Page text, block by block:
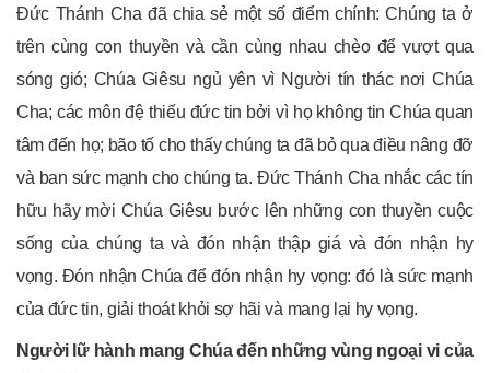
Đức Thánh Cha đã chia sẻ một số điểm chính: Chúng ta ở
trên cùng con thuyền và cần cùng nhau chèo để vượt qua
sóng gió; Chúa Giêsu ngủ yên vì Người tín thác nơi Chúa
Cha; các môn đệ thiếu đức tin bởi vì họ không tin Chúa quan
tâm đến họ; bão tố cho thấy chúng ta đã bỏ qua điều nâng đỡ
và ban sức mạnh cho chúng ta. Đức Thánh Cha nhắc các tín
hữu hãy mời Chúa Giêsu bước lên những con thuyền cuộc
sống của chúng ta và đón nhận thập giá và đón nhận hy
vọng. Đón nhận Chúa để đón nhận hy vọng: đó là sức mạnh
của đức tin, giải thoát khỏi sợ hãi và mang lại hy vọng.
Người lữ hành mang Chúa đến những vùng ngoại vi của